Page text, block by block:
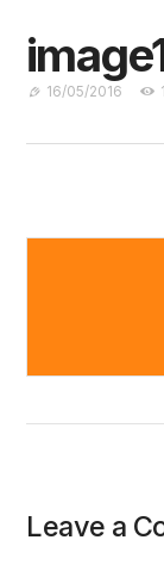
16/05/2016
Leave a